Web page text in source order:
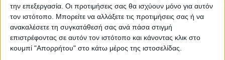
την επεξεργασία. Οι προτιμήσεις σας θα ισχύουν μόνο για αυτόν
τον ιστότοπο. Μπορείτε να αλλάξετε τις προτιμήσεις σας ή να
ανακαλέσετε τη συγκατάθεσή σας ανά πάσα στιγμή
επιστρέφοντας σε αυτόν τον ιστότοπο και κάνοντας κλικ στο
κουμπί "Απορρήτου" στο κάτω μέρος της ιστοσελίδας.
ΠΡΟΗΓΟΥΜΕΝΟ ΑΡΘΡΟ
Στο Καρπενήσι
προετοιμάζεται η Αντιγόνη
Ντρισμπιώτη με το σπουδαίο
ΕΠΟΜΕΝΟ ΑΡΘΡΟ
«Αυλαία» για τις
πανελλαδικές στα Γενικά